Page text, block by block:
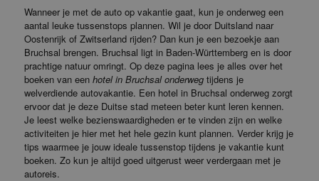
Wanneer je met de auto op vakantie gaat, kun je onderweg een
aantal leuke tussenstops plannen. Wil je door Duitsland naar
Oostenrijk of Zwitserland rijden? Dan kun je een bezoekje aan
Bruchsal brengen. Bruchsal ligt in Baden-Württemberg en is door
prachtige natuur omringt. Op deze pagina lees je alles over het
boeken van eenhotel in Bruchsal onderweg tijdens je
welverdiende autovakantie. Een hotel in Bruchsal onderweg zorgt
ervoor dat je deze Duitse stad meteen beter kunt leren kennen.
Je leest welke bezienswaardigheden er te vinden zijn en welke
activiteiten je hier met het hele gezin kunt plannen. Verder krijg je
tips waarmee je jouw ideale tussenstop tijdens je vakantie kunt
boeken. Zo kun je altijd goed uitgerust weer verdergaan met je
autoreis.